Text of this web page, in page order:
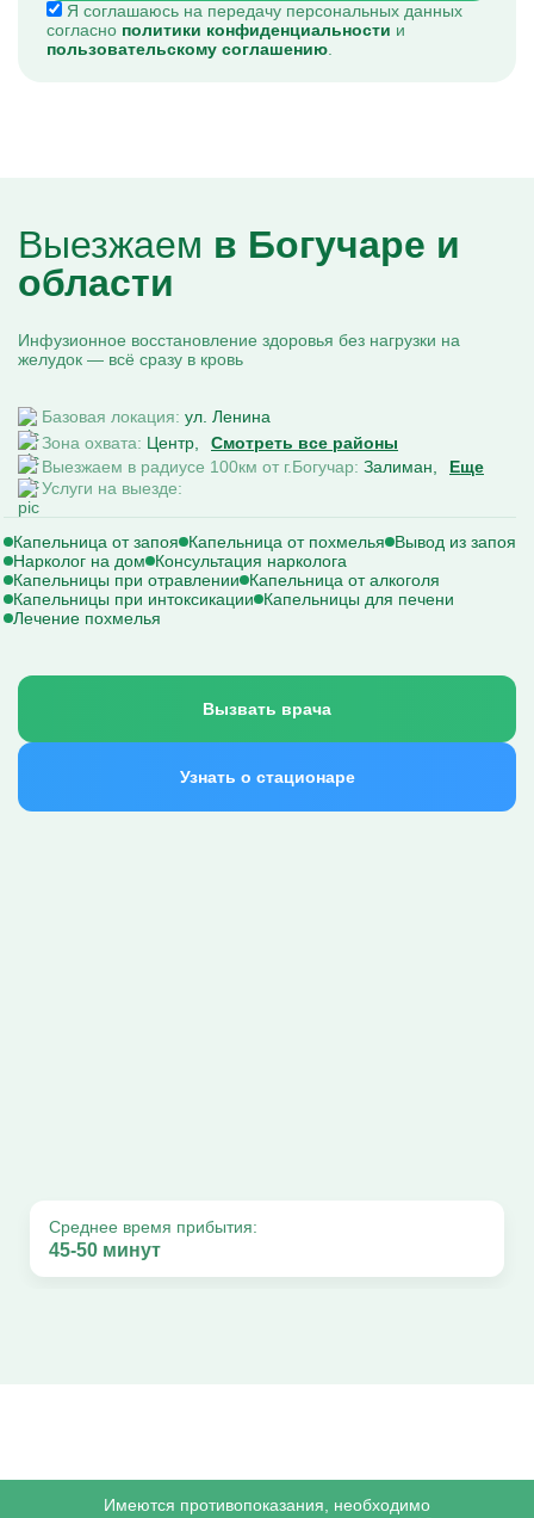
Я соглашаюсь на передачу персональных данных
согласно политики конфиденциальности и
пользовательскому соглашению
Выезжаем в Богучаре и
области
Инфузионное восстановление здоровья без нагрузки на
желудок — всё сразу в кровь
Базовая локация: ул. Ленина
Зона охвата: Центр
Смотреть все районы
Выезжаем в радиусе 100км от г.Богучар: Залиман
Еще
Услуги на выезде:
Капельница от запоя Капельница от похмелья
Вывод из запоя
Нарколог на дом
Консультация нарколога
Капельницы при отравлении
Капельница от алкоголя
Капельницы при интоксикации
Капельницы для печени
Лечение похмелья
Вызвать врача
Узнать о стационаре
Среднее время прибытия:
45-50 минут
Имеются противопоказания, необходимо